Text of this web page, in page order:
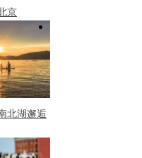
京
北湖邂逅